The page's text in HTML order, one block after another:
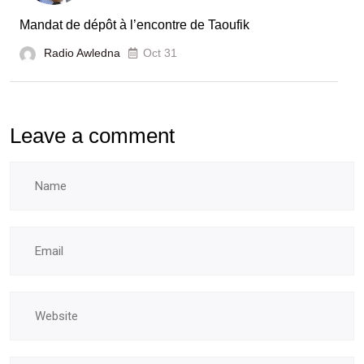
Mandat de dépôt à l’encontre de Taoufik
Radio Awledna Oct 31
Leave a comment